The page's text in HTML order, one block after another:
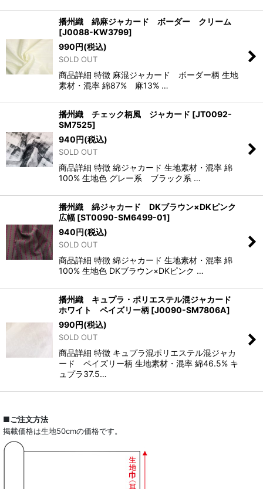
播州織 綿麻ジャカード ボーダー クリーム
[J0088-KW3799]
990円(税込)
SOLD OUT
商品詳細 特徴 麻混ジャカード ボーダー柄 生地
素材・混率 綿87% 麻13% …
播州織 チェック柄風 ジャカード [JT0092-
SM7525]
940円(税込)
SOLD OUT
商品詳細 特徴 綿ジャカード 生地素材・混率 綿
100% 生地色 グレー系 ブラック系 …
播州織 綿ジャカード DKブラウン×DKピンク
広幅 [ST0090-SM6499-01]
940円(税込)
SOLD OUT
商品詳細 特徴 綿ジャカード 生地素材・混率 綿
100% 生地色 DKブラウン×DKピンク …
播州織 キュプラ・ポリエステル混ジャカード
ホワイト ペイズリー柄 [J0090-SM7806A]
990円(税込)
SOLD OUT
商品詳細 特徴 キュプラ混ポリエステル混ジャカ
ード ペイズリー柄 生地素材・混率 綿46.5% キ
ュプラ37.5…
■ご注文方法
掲載価格は生地50cmの価格です。